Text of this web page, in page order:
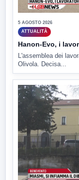
5 AGOSTO 2026
ATTUALITÀ
Hanon-Evo, i
L'assemblea dei
Olivola. Decisa...